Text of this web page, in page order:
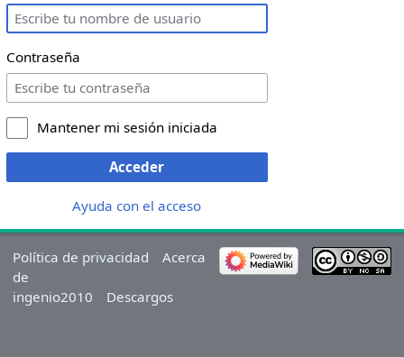
Contraseña
Mantener mi sesión iniciada
Acceder
Ayuda con el acceso
Política de privacidad
Acerca
de
ingenio2010
Descargos